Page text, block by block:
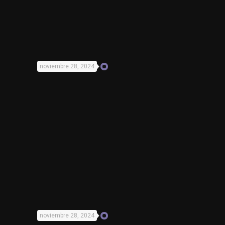
noviembre 28, 2024
noviembre 28, 2024